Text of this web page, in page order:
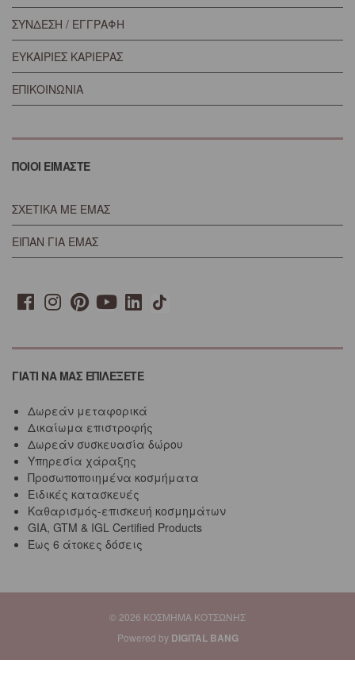
ΣΥΝΔΕΣΗ / ΕΓΓΡΑΦΗ
ΕΥΚΑΙΡΙΕΣ ΚΑΡΙΕΡΑΣ
ΕΠΙΚΟΙΝΩΝΙΑ
ΠΟΙΟΙ ΕΙΜΑΣΤΕ
ΣΧΕΤΙΚΑ ΜΕ ΕΜΑΣ
ΕΙΠΑΝ ΓΙΑ ΕΜΑΣ
ΓΙΑΤΙ ΝΑ ΜΑΣ ΕΠΙΛΕΞΕΤΕ
Δωρεάν μεταφορικά
Δικαίωμα επιστροφής
Δωρεάν συσκευασία δώρου
Υπηρεσία χάραξης
Προσωποποιημένα κοσμήματα
Ειδικές κατασκευές
Καθαρισμός-επισκευή κοσμημάτων
GIA, GTM & IGL Certified Products
Έως 6 άτοκες δόσεις
© 2026 ΚΟΣΜΗΜΑ ΚΟΤΣΩΝΗΣ
Powered by DIGITAL BANG